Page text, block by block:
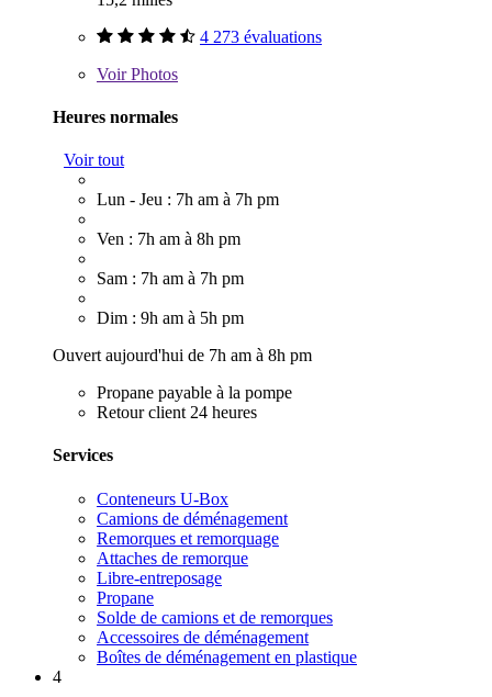
4 273 évaluations
VoirPhotos
Heures normales
Voir tout
Lun - Jeu : 7h am à 7h pm
Ven : 7h am à 8h pm
Sam : 7h am à 7h pm
Dim : 9h am à 5h pm
Ouvert aujourd'hui de 7h am à 8h pm
Propane payable à la pompe
Retour client 24 heures
Services
Conteneurs U-Box
Camions de déménagement
Remorques et remorquage
Attaches de remorque
Libre-entreposage
Propane
Solde de camions et de remorques
Accessoires de déménagement
Boîtes de déménagement en plastique
4